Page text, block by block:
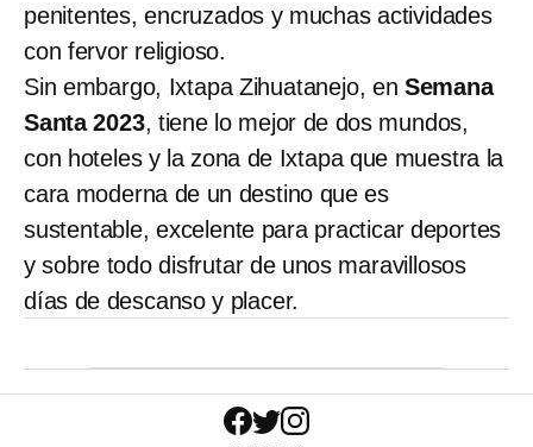
penitentes, encruzados y muchas actividades
con fervor religioso.
Sin embargo, Ixtapa Zihuatanejo, en Semana
Santa 2023, tiene lo mejor de dos mundos,
con hoteles y la zona de Ixtapa que muestra la
cara moderna de un destino que es
sustentable, excelente para practicar deportes
y sobre todo disfrutar de unos maravillosos
días de descanso y placer.